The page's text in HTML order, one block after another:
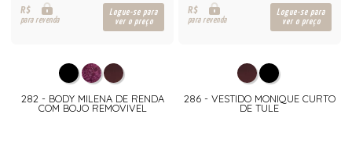
R$
para revenda
Logue-se para
ver o preço
282 - BODY MILENA DE RENDA
COM BOJO REMOVIVEL
R$
para revenda
Logue-se para
ver o preço
286 - VESTIDO MONIQUE CURTO
DE TULE